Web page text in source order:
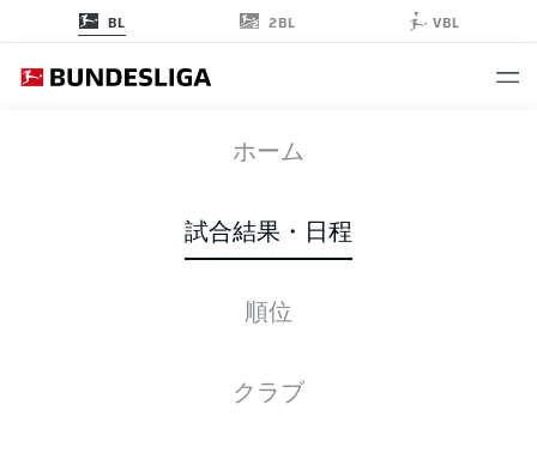
BL 2BL VBL
ホーム
試合結果・日程
順位
クラブ
BMG TSG
4 0
スターティングメンバー